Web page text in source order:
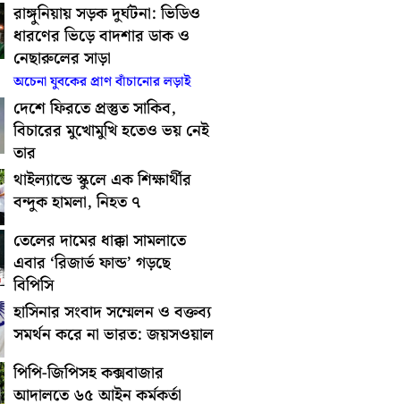
রাঙ্গুনিয়ায় সড়ক দুর্ঘটনা: ভিডিও
ধারণের ভিড়ে বাদশার ডাক ও
নেছারুলের সাড়া
অচেনা যুবকের প্রাণ বাঁচানোর লড়াই
দেশে ফিরতে প্রস্তুত সাকিব,
বিচারের মুখোমুখি হতেও ভয় নেই
তার
থাইল্যান্ডে স্কুলে এক শিক্ষার্থীর
বন্দুক হামলা, নিহত ৭
তেলের দামের ধাক্কা সামলাতে
এবার ‘রিজার্ভ ফান্ড’ গড়ছে
বিপিসি
হাসিনার সংবাদ সম্মেলন ও বক্তব্য
সমর্থন করে না ভারত: জয়সওয়াল
পিপি-জিপিসহ কক্সবাজার
আদালতে ৬৫ আইন কর্মকর্তা